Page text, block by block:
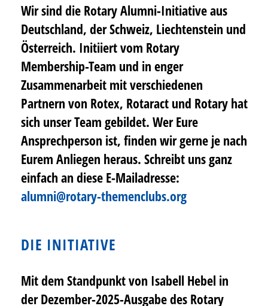
Wir sind die Rotary Alumni-Initiative aus
Deutschland, der Schweiz, Liechtenstein und
Österreich. Initiiert vom Rotary
Membership-Team und in enger
Zusammenarbeit mit verschiedenen
Partnern von Rotex, Rotaract und Rotary hat
sich unser Team gebildet. Wer Eure
Ansprechperson ist, finden wir gerne je nach
Eurem Anliegen heraus. Schreibt uns ganz
einfach an diese E-Mailadresse:
alumni@rotary-themenclubs.org
DIE INITIATIVE
Mit dem Standpunkt von Isabell Hebel in
der Dezember-2025-Ausgabe des Rotary